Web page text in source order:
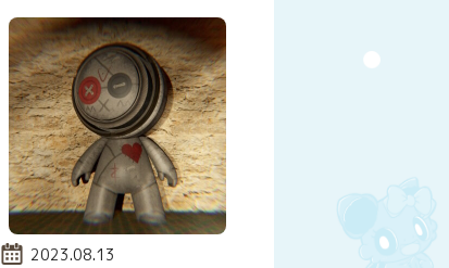
投稿日:
2023.08.13